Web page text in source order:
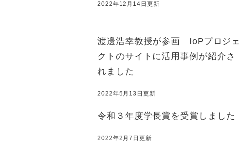
2022年12月14日更新
渡邊浩幸教授が参画 IoPプロジェ
クトのサイトに活用事例が紹介さ
れました
2022年5月13日更新
令和３年度学長賞を受賞しました
2022年2月7日更新